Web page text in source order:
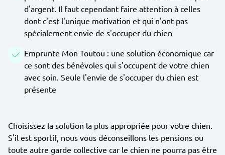
d'argent. Il faut cependant faire attention à celles
dont c'est l'unique motivation et qui n'ont pas
spécialement envie de s'occuper du chien
Emprunte Mon Toutou : une solution économique car
ce sont des bénévoles qui s'occupent de votre chien
avec soin. Seule l'envie de s'occuper du chien est
présente
Choisissez la solution la plus appropriée pour votre chien.
S'il est sportif, nous vous déconseillons les pensions ou
toute autre garde collective car le chien ne pourra pas être